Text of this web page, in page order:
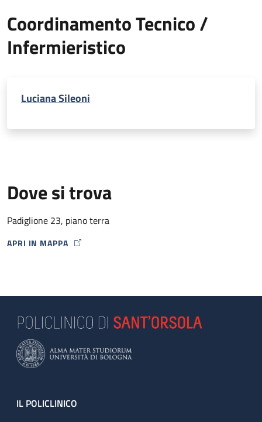
Coordinamento Tecnico /
Infermieristico
Luciana Sileoni
Dove si trova
Padiglione 23, piano terra
APRI IN MAPPA
MAP ICON
Footer
IL POLICLINICO